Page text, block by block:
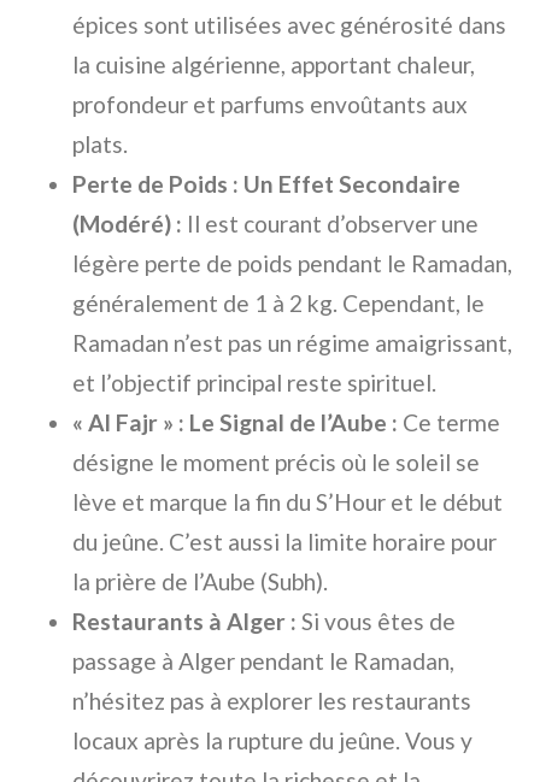
épices sont utilisées avec générosité dans
la cuisine algérienne, apportant chaleur,
profondeur et parfums envoûtants aux
plats.
Perte de Poids : Un Effet Secondaire
(Modéré) : Il est courant d’observer une
légère perte de poids pendant le Ramadan,
généralement de 1 à 2 kg. Cependant, le
Ramadan n’est pas un régime amaigrissant,
et l’objectif principal reste spirituel.
« Al Fajr » : Le Signal de l’Aube : Ce terme
désigne le moment précis où le soleil se
lève et marque la fin du S’Hour et le début
du jeûne. C’est aussi la limite horaire pour
la prière de l’Aube (Subh).
Restaurants à Alger : Si vous êtes de
passage à Alger pendant le Ramadan,
n’hésitez pas à explorer les restaurants
locaux après la rupture du jeûne. Vous y